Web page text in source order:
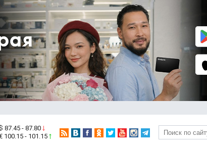
87.45 - 87.80
100.15 - 101.15